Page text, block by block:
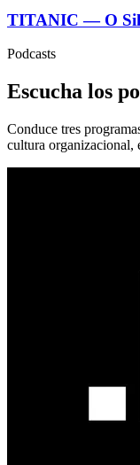
TITANIC — O
Podcasts
Escucha los
Conduce tres
cultura organizacional,